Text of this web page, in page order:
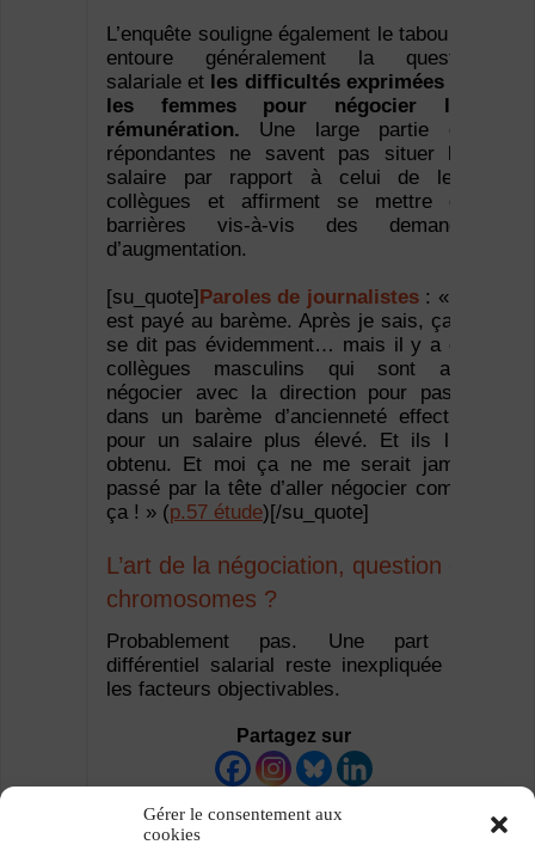
Gérer le consentement aux
cookies
L’enquête souligne également le tabou qui
entoure généralement la question
salariale et les difficultés exprimées par
les femmes pour négocier leur
rémunération. Une large partie des
répondantes ne savent pas situer leur
salaire par rapport à celui de leurs
collègues et affirment se mettre des
barrières vis-à-vis des demandes
d’augmentation.
[su_quote] Paroles de journalistes: « On
est payé au barème. Après je sais, ça ne
se dit pas évidemment… mais il y a des
collègues masculins qui sont allés
négocier avec la direction pour passer
dans un barème d’ancienneté effective,
pour un salaire plus élevé. Et ils l’ont
obtenu. Et moi ça ne me serait jamais
passé par la tête d’aller négocier comme
ça ! » (p.57 étude)[/su_quote]
L’art de la négociation, question de
chromosomes ?
Probablement pas. Une part du
différentiel salarial reste inexpliquée par
les facteurs objectivables.
Partagez sur